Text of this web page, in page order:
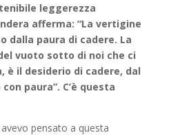
leggerezza
afferma: “La vertigine
dalla paura di cadere. La
vuoto sotto di noi che ci
il desiderio di cadere, dal
paura”. C’è questa
pensato a questa